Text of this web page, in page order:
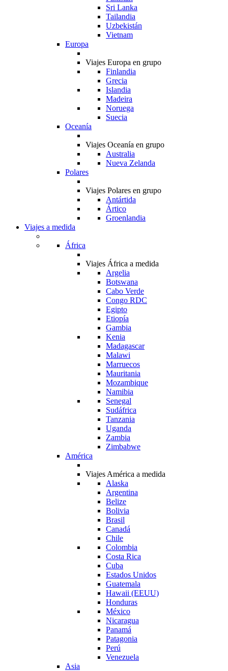
Sri Lanka
Tailandia
Uzbekistán
Vietnam
Europa
Viajes Europa en grupo
Finlandia
Grecia
Islandia
Madeira
Noruega
Suecia
Oceanía
Viajes Oceanía en grupo
Australia
Nueva Zelanda
Polares
Viajes Polares en grupo
Antártida
Ártico
Groenlandia
Viajes a medida
África
Viajes África a medida
Argelia
Botswana
Cabo Verde
Congo RDC
Egipto
Etiopía
Gambia
Kenia
Madagascar
Malawi
Marruecos
Mauritania
Mozambique
Namibia
Senegal
Sudáfrica
Tanzania
Uganda
Zambia
Zimbabwe
América
Viajes América a medida
Alaska
Argentina
Belize
Bolivia
Brasil
Canadá
Chile
Colombia
Costa Rica
Cuba
Estados Unidos
Guatemala
Hawaii (EEUU)
Honduras
México
Nicaragua
Panamá
Patagonia
Perú
Venezuela
Asia